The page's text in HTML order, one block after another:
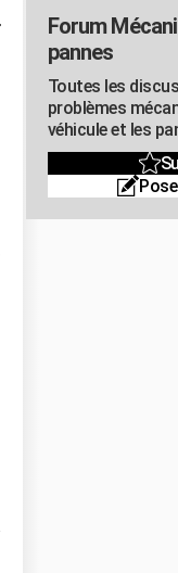
Forum
pannes
Toutes les
problèmes
véhicule et les